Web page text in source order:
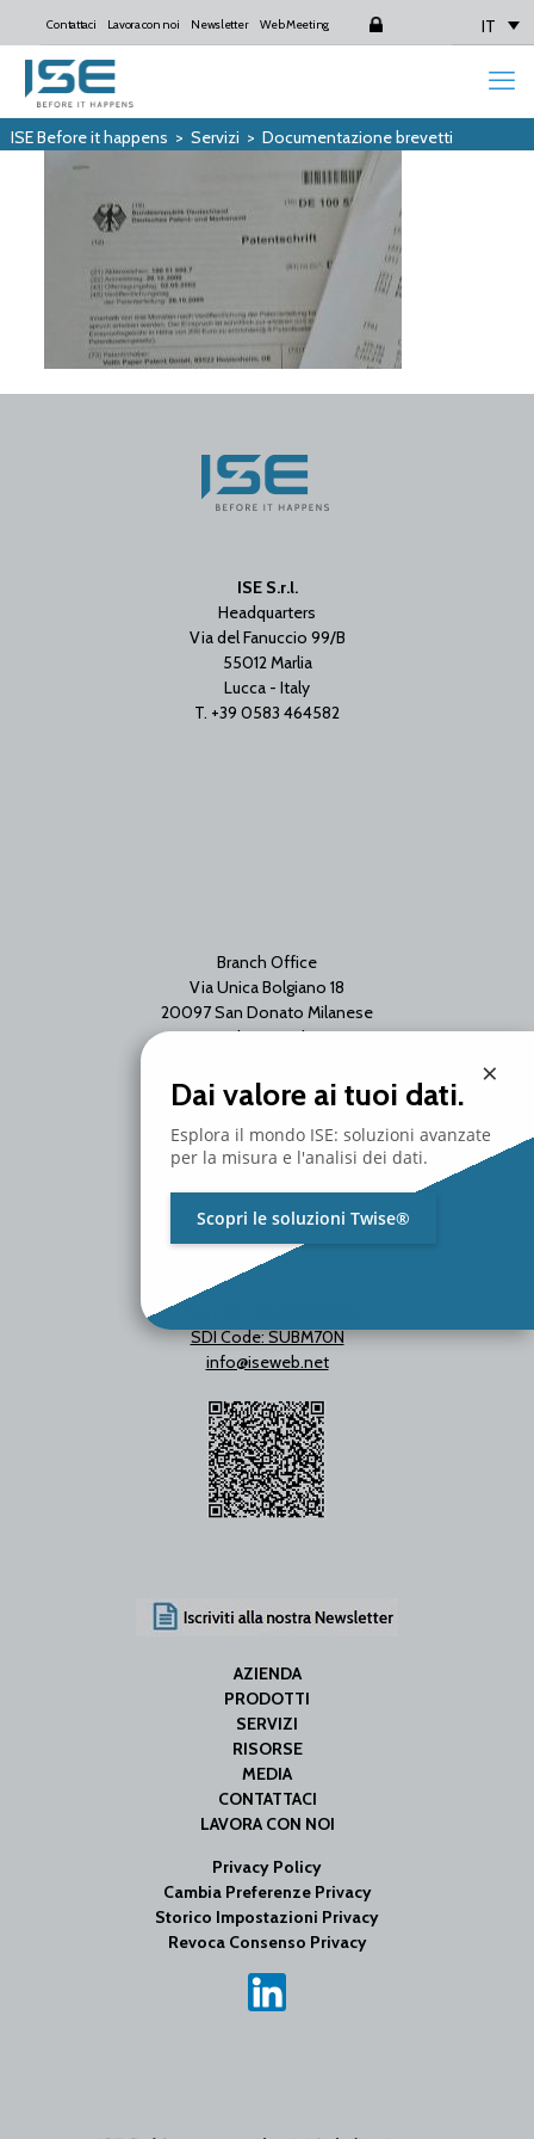
Contattaci Lavora con noi Newsletter Web Meeting IT
ISE Before it happens > Servizi > Documentazione brevetti
ISE S.r.l.
Headquarters
Via del Fanuccio 99/B
55012 Marlia
Lucca - Italy
T. +39 0583 464582
Branch Office
Via Unica Bolgiano 18
20097 San Donato Milanese
Milano - Italy
SDI Code: SUBM70N
info@iseweb.net
AZIENDA
PRODOTTI
SERVIZI
RISORSE
MEDIA
CONTATTACI
LAVORA CON NOI
Privacy Policy
Cambia Preferenze Privacy
Storico Impostazioni Privacy
Revoca Consenso Privacy
×
Dai valore ai tuoi dati.
Esplora il mondo ISE: soluzioni avanzate
per la misura e l'analisi dei dati.
Scopri le soluzioni Twise®